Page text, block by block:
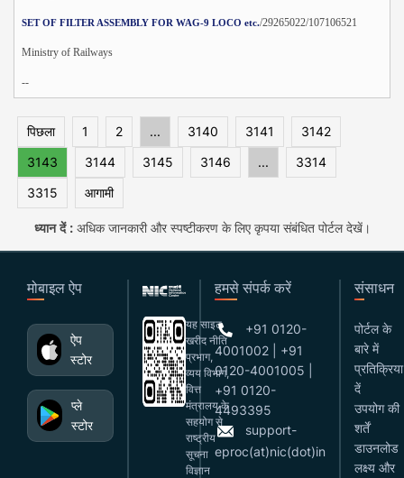
SET OF FILTER ASSEMBLY FOR WAG-9 LOCO etc./29265022/107106521
Ministry of Railways
--
पिछला 1 2 ... 3140 3141
3142
3143
3144 3145 3146 ...
3314
3315
आगामी
ध्यान दें :अधिक जानकारी और स्पष्टीकरण के लिए कृपया संबंधित पोर्टल देखें।
मोबाइल ऐप
ऐप
स्टोर
प्ले
स्टोर
यह साइट
खरीद नीति
प्रभाग,
व्यय विभाग,
वित्त
मंत्रालय के
सहयोग से
राष्ट्रीय
सूचना
विज्ञान
हमसे संपर्क करें
+91 0120-
4001002 | +91
0120-4001005 |
+91 0120-
4493395
support-
eproc(at)nic(dot)in
संसाधन
पोर्टल के
बारे में
प्रतिक्रिया
दें
उपयोग की
शर्तें
डाउनलोड
लक्ष्य और